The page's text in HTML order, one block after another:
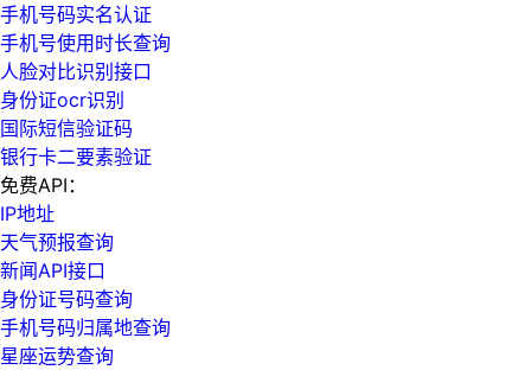
手机号码实名认证
手机号使用时长查询
人脸对比识别接口
身份证ocr识别
国际短信验证码
银行卡二要素验证
免费API：
IP地址
天气预报查询
新闻API接口
身份证号码查询
手机号码归属地查询
星座运势查询